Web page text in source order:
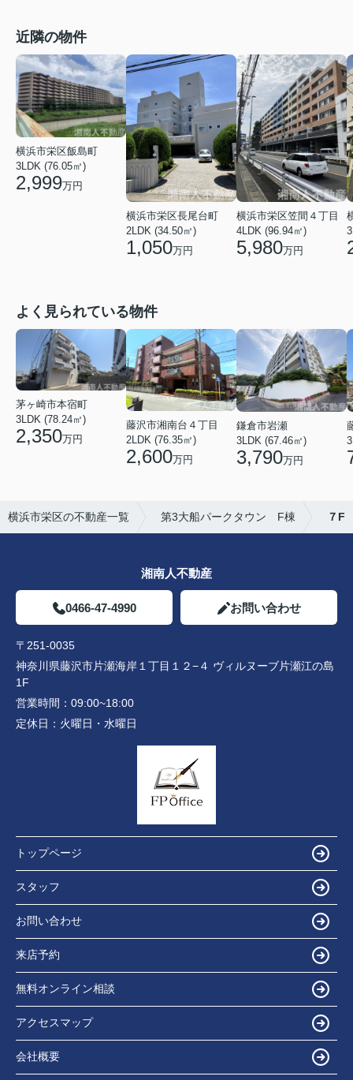
近隣の物件
横浜市栄区飯島町
3LDK (76.05㎡)
2,999万円
横浜市栄区長尾台町
2LDK (34.50㎡)
1,050万円
横浜市栄区笠間４丁目
4LDK (96.94㎡)
5,980万円
よく見られている物件
茅ヶ崎市本宿町
3LDK (78.24㎡)
2,350万円
藤沢市湘南台４丁目
2LDK (76.35㎡)
2,600万円
鎌倉市岩瀬
3LDK (67.46㎡)
3,790万円
横浜市栄区の不動産一覧 第3大船パークタウン F棟 ７F
湘南人不動産
0466-47-4990 お問い合わせ
〒251-0035
神奈川県藤沢市片瀬海岸１丁目１２−４ ヴィルヌーブ片瀬江の島
1F
営業時間： 09:00~18:00
定休日： 火曜日・水曜日
トップページ
スタッフ
お問い合わせ
来店予約
無料オンライン相談
アクセスマップ
会社概要